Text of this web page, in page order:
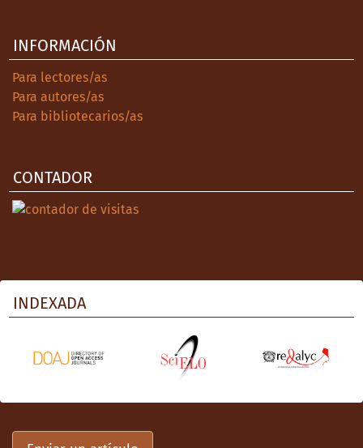
INFORMACIÓN
Para lectores/as
Para autores/as
Para bibliotecarios/as
CONTADOR
INDEXADA